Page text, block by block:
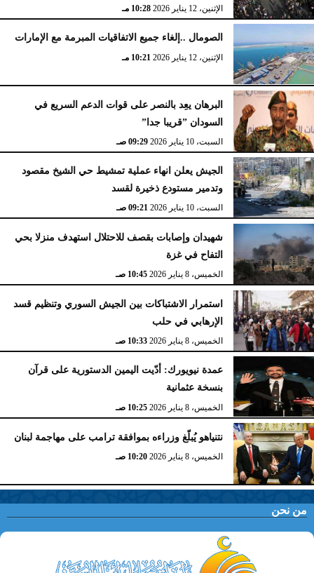
الإثنين، 12 يناير 2026 10:28 مـ
الصومال ..إلغاء جميع الاتفاقيات المبرمة مع الإمارات
الإثنين، 12 يناير 2026 10:21 مـ
البرهان يعِد بالنصر على قوات الدعم السريع في
السودان ”قريبا جدا”
السبت، 10 يناير 2026 09:29 صـ
الجيش يعلن انهاء عملية تمشيط حي الشيخ مقصود
وتدمير مستودع ذخيرة لقسد
السبت، 10 يناير 2026 09:21 صـ
شهيدان وإصابات بقصف للاحتلال استهدف منزلا بحي
التفاح في غزة
الخميس، 8 يناير 2026 10:45 صـ
استمرار الاشتباكات بين الجيش السوري وتنظيم قسد
الإرهابي في حلب
الخميس، 8 يناير 2026 10:33 صـ
عمدة نيويورك: أدّيت اليمين الدستورية على قرآن
بنسخة عثمانية
الخميس، 8 يناير 2026 10:25 صـ
نتنياهو يُبلّغ وزراءه بموافقة ترامب على مهاجمة لبنان
الخميس، 8 يناير 2026 10:20 صـ
من نحن